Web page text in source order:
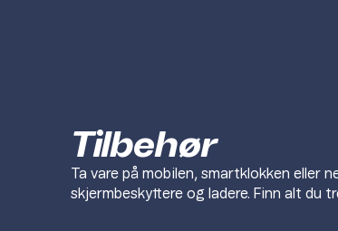
Tilbehør
Ta vare på mobilen, smartklokken eller
skjermbeskyttere og ladere. Finn alt du